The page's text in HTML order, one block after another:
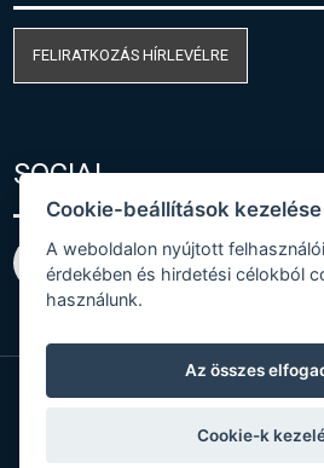
FELIRATKOZÁS HÍRLEVÉLRE
SOCIAL
bySpaneco
Cookie-beállítások kezelése
A weboldalon nyújtott
érdekében és hirdetési célokból
használunk.
Az összes
Cookie-k